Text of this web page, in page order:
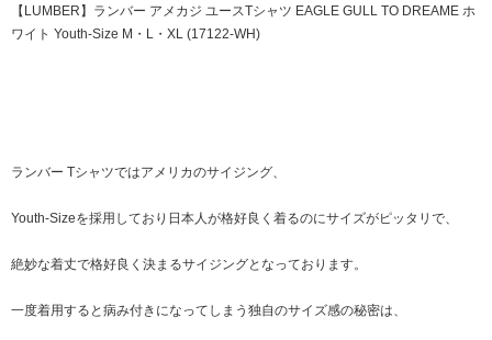
【LUMBER】ランバー アメカジ ユースTシャツ EAGLE GULL TO DREAME ホ
ワイト Youth-Size M・L・XL (17122-WH)
ランバー Tシャツではアメリカのサイジング、
Youth-Sizeを採用しており日本人が格好良く着るのにサイズがピッタリで、
絶妙な着丈で格好良く決まるサイジングとなっております。
一度着用すると病み付きになってしまう独自のサイズ感の秘密は、